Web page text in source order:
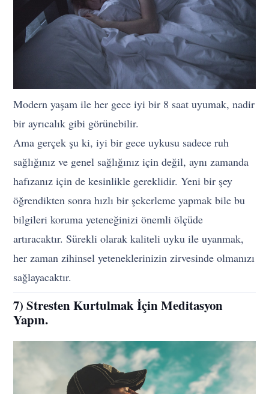
Modern yaşam ile her gece iyi bir 8 saat uyumak, nadir
bir ayrıcalık gibi görünebilir.
Ama gerçek şu ki, iyi bir gece uykusu sadece ruh
sağlığınız ve genel sağlığınız için değil, aynı zamanda
hafızanız için de kesinlikle gereklidir. Yeni bir şey
öğrendikten sonra hızlı bir şekerleme yapmak bile bu
bilgileri koruma yeteneğinizi önemli ölçüde
artıracaktır. Sürekli olarak kaliteli uyku ile uyanmak,
her zaman zihinsel yeteneklerinizin zirvesinde olmanızı
sağlayacaktır.
7) Stresten Kurtulmak İçin Meditasyon
Yapın.